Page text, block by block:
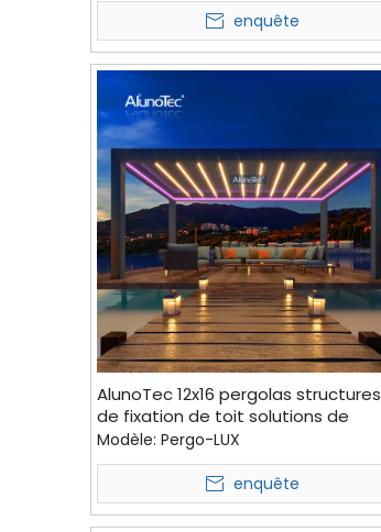
enquête
AlunoTec 12x16 pergolas structures
de fixation de toit solutions de
conception couverture de balcon
pour le coût
Modèle: Pergo-LUX
enquête